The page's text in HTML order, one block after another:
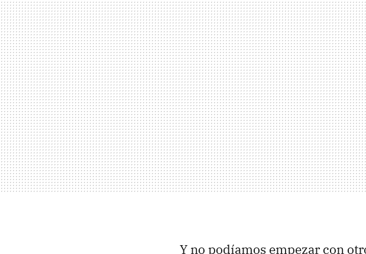
Y no podíamos empezar con